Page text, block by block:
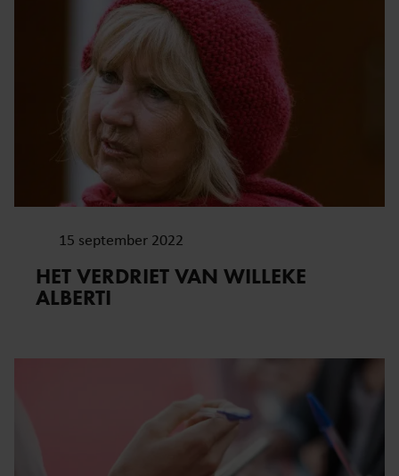
15 september 2022
HET VERDRIET VAN WILLEKE
ALBERTI